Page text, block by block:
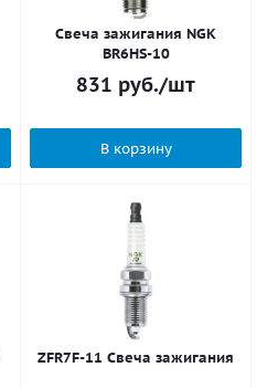
Свеча зажигания NGK
BR6HS-10
831 руб./шт
В корзину
ZFR7F-11 Свеча зажигания